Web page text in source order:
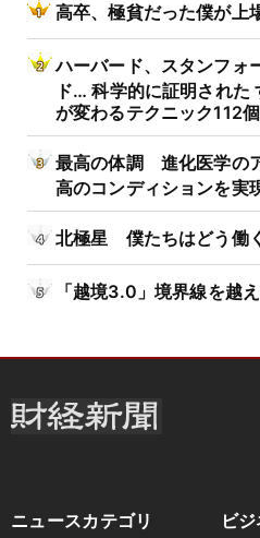
高卒、極貧だった僕が上
ハーバード、スタンフォ
ド… 科学的に証明された
が変わるテクニック112
最高の体調 進化医学の
高のコンディションを実
北極星 僕たちはどう働
「越境3.0」境界線を越
ニュースカテゴリ ビ